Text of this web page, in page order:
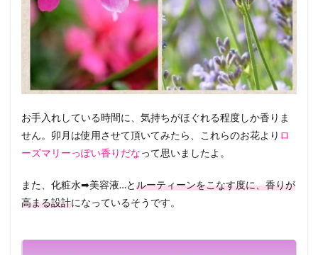
お手入れしている時間に、気持ちがほぐれる程度しか香りま
せん。卯月は使用させて頂いてみたら、これらのお花より ロ
ーズマリーっぽい香りだなって思いましたよ。
また、化粧水➡美容液…とルーティーンをこなす度に、香りが
高まる設計になっているそうです。